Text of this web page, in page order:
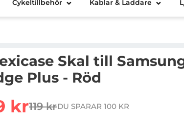
Cykeltillbehör Kablar & Laddare
Skal till
Plus - Röd
pris
19 krtidigare pris
119 krDU SPARAR 100 KR